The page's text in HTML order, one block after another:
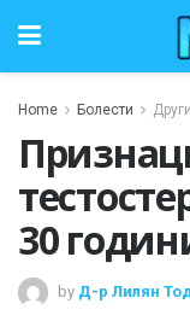
Home Болести
30
by Д-р Лилян